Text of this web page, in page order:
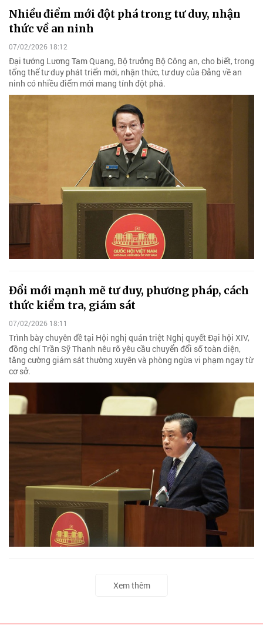
Nhiều điểm mới đột phá trong tư duy, nhận
thức về an ninh
07/02/2026 18:12
Đại tướng Lương Tam Quang, Bộ trưởng Bộ Công an, cho biết, trong
tổng thể tư duy phát triển mới, nhận thức, tư duy của Đảng về an
ninh có nhiều điểm mới mang tính đột phá.
Đổi mới mạnh mẽ tư duy, phương pháp, cách
thức kiểm tra, giám sát
07/02/2026 18:11
Trình bày chuyên đề tại Hội nghị quán triệt Nghị quyết Đại hội XIV,
đồng chí Trần Sỹ Thanh nêu rõ yêu cầu chuyển đổi số toàn diện,
tăng cường giám sát thường xuyên và phòng ngừa vi phạm ngay từ
cơ sở.
Xem thêm